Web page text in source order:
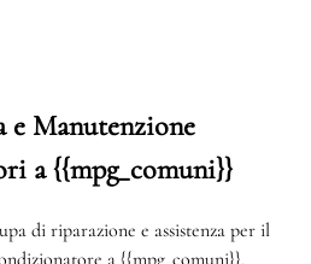
e Manutenzione
a {{mpg_comuni}}
di riparazione e assistenza per il
a {{mpg_comuni}}.